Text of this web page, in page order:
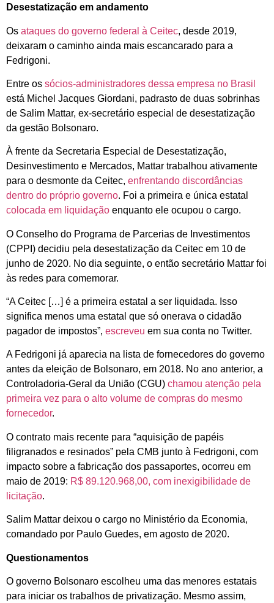
Desestatização em andamento
Os ataques do governo federal à Ceitec, desde 2019,
deixaram o caminho ainda mais escancarado para a
Fedrigoni.
Entre os sócios-administradores dessa empresa no Brasil
está Michel Jacques Giordani, padrasto de duas sobrinhas
de Salim Mattar, ex-secretário especial de desestatização
da gestão Bolsonaro.
À frente da Secretaria Especial de Desestatização,
Desinvestimento e Mercados, Mattar trabalhou ativamente
para o desmonte da Ceitec, enfrentando discordâncias
dentro do próprio governo. Foi a primeira e única estatal
colocada em liquidação enquanto ele ocupou o cargo.
O Conselho do Programa de Parcerias de Investimentos
(CPPI) decidiu pela desestatização da Ceitec em 10 de
junho de 2020. No dia seguinte, o então secretário Mattar foi
às redes para comemorar.
“A Ceitec […] é a primeira estatal a ser liquidada. Isso
significa menos uma estatal que só onerava o cidadão
pagador de impostos”, escreveu em sua conta no Twitter.
A Fedrigoni já aparecia na lista de fornecedores do governo
antes da eleição de Bolsonaro, em 2018. No ano anterior, a
Controladoria-Geral da União (CGU) chamou atenção pela
primeira vez para o alto volume de compras do mesmo
fornecedor.
O contrato mais recente para “aquisição de papéis
filigranados e resinados” pela CMB junto à Fedrigoni, com
impacto sobre a fabricação dos passaportes, ocorreu em
maio de 2019: R$ 89.120.968,00, com inexigibilidade de
licitação.
Salim Mattar deixou o cargo no Ministério da Economia,
comandado por Paulo Guedes, em agosto de 2020.
Questionamentos
O governo Bolsonaro escolheu uma das menores estatais
para iniciar os trabalhos de privatização. Mesmo assim,